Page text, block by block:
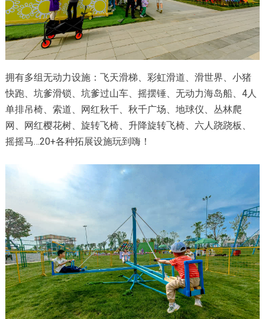
拥有多组无动力设施：飞天滑梯、彩虹滑道、滑世界、小猪
快跑、坑爹滑锁、坑爹过山车、摇摆锤、无动力海岛船、4人
单排吊椅、索道、网红秋千、秋千广场、地球仪、丛林爬
网、网红樱花树、旋转飞椅、升降旋转飞椅、六人跷跷板、
摇摇马…20+各种拓展设施玩到嗨！